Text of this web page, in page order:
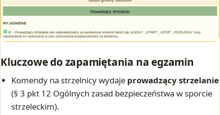
Kluczowe do zapamiętania na egzamin
Komendy na strzelnicy wydaje prowadzący strzelanie
(§ 3 pkt 12 Ogólnych zasad bezpieczeństwa w sporcie
strzeleckim).